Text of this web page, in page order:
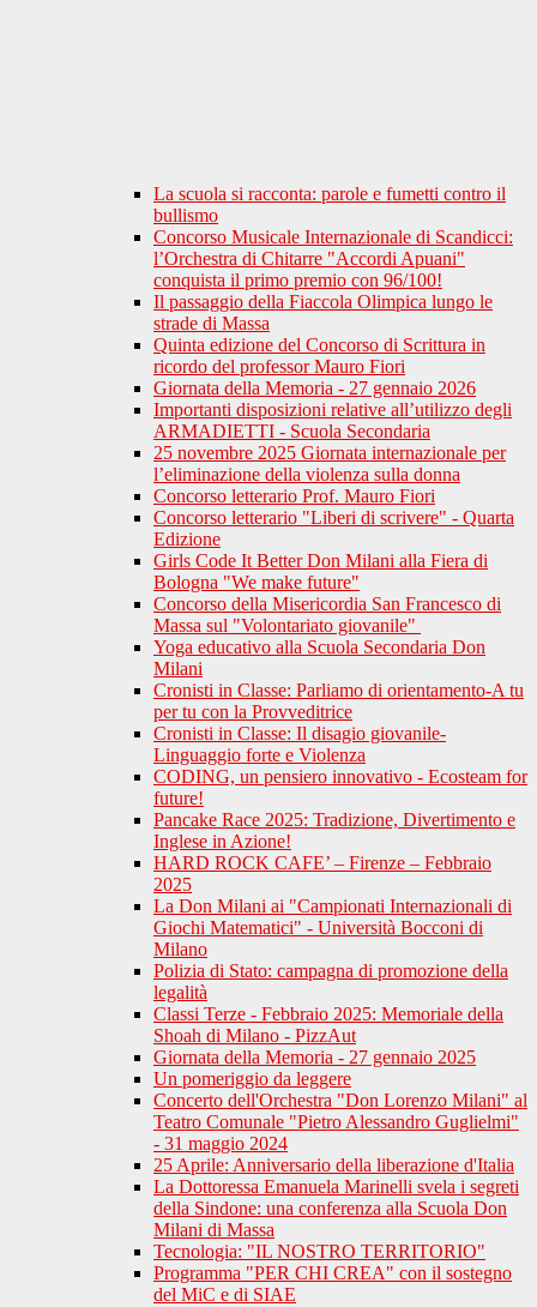
La scuola si racconta: parole e fumetti contro il
bullismo
Concorso Musicale Internazionale di Scandicci:
l’Orchestra di Chitarre "Accordi Apuani"
conquista il primo premio con 96/100!
Il passaggio della Fiaccola Olimpica lungo le
strade di Massa
Quinta edizione del Concorso di Scrittura in
ricordo del professor Mauro Fiori
Giornata della Memoria - 27 gennaio 2026
Importanti disposizioni relative all’utilizzo degli
ARMADIETTI - Scuola Secondaria
25 novembre 2025 Giornata internazionale per
l’eliminazione della violenza sulla donna
Concorso letterario Prof. Mauro Fiori
Concorso letterario "Liberi di scrivere" - Quarta
Edizione
Girls Code It Better Don Milani alla Fiera di
Bologna "We make future"
Concorso della Misericordia San Francesco di
Massa sul "Volontariato giovanile"
Yoga educativo alla Scuola Secondaria Don
Milani
Cronisti in Classe: Parliamo di orientamento-A tu
per tu con la Provveditrice
Cronisti in Classe: Il disagio giovanile-
Linguaggio forte e Violenza
CODING, un pensiero innovativo - Ecosteam for
future!
Pancake Race 2025: Tradizione, Divertimento e
Inglese in Azione!
HARD ROCK CAFE’ – Firenze – Febbraio
2025
La Don Milani ai "Campionati Internazionali di
Giochi Matematici" - Università Bocconi di
Milano
Polizia di Stato: campagna di promozione della
legalità
Classi Terze - Febbraio 2025: Memoriale della
Shoah di Milano - PizzAut
Giornata della Memoria - 27 gennaio 2025
Un pomeriggio da leggere
Concerto dell'Orchestra "Don Lorenzo Milani" al
Teatro Comunale "Pietro Alessandro Guglielmi"
- 31 maggio 2024
25 Aprile: Anniversario della liberazione d'Italia
La Dottoressa Emanuela Marinelli svela i segreti
della Sindone: una conferenza alla Scuola Don
Milani di Massa
Tecnologia: "IL NOSTRO TERRITORIO"
Programma "PER CHI CREA" con il sostegno
del MiC e di SIAE